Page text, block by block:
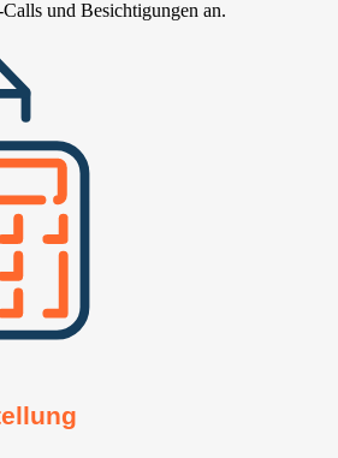
und Besichtigungen an.